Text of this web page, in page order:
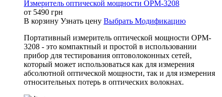
Измеритель оптической мощности OPM-3208
от 5490 грн
В корзину Узнать цену Выбрать Модификацию
Портативный измеритель оптической мощности OPM-
3208 - это компактный и простой в использовании
прибор для тестирования оптоволоконных сетей,
который может использоваться как для измерения
абсолютной оптической мощности, так и для измерения
относительных потерь в оптических волокнах.